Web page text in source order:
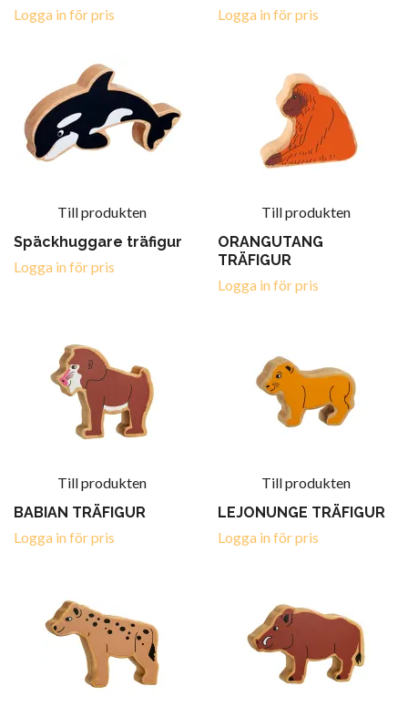
Logga in för pris
Logga in för pris
Till produkten
Späckhuggare träfigur
Logga in för pris
Till produkten
ORANGUTANG
TRÄFIGUR
Logga in för pris
Till produkten
BABIAN TRÄFIGUR
Logga in för pris
Till produkten
LEJONUNGE TRÄFIGUR
Logga in för pris